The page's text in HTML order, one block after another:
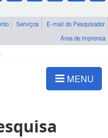
Serviços
E-mail do Pesquisador
Área de imprensa
MENU